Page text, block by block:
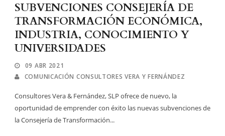
SUBVENCIONES CONSEJERÍA DE
TRANSFORMACIÓN ECONÓMICA,
INDUSTRIA, CONOCIMIENTO Y
UNIVERSIDADES
09 ABR 2021
COMUNICACIÓN CONSULTORES VERA Y FERNÁNDEZ
Consultores Vera & Fernández, SLP ofrece de nuevo, la
oportunidad de emprender con éxito las nuevas subvenciones de
la Consejería de Transformación...